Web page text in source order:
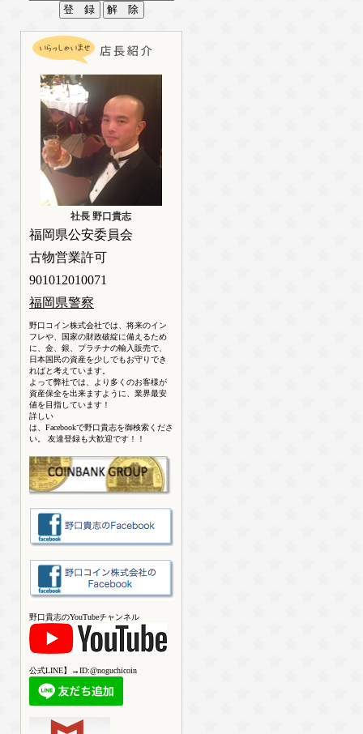
社長 野口貴志
福岡県公安委員会
古物営業許可
901012010071
福岡県警察
野口コイン株式会社では、将来のイン
フレや、国家の財政破綻に備えるため
に、金、銀、プラチナの輸入販売で、
日本国民の資産を少しでもお守りでき
ればと考えています。
よって弊社では、より多くのお客様が
資産保全を出来ますように、業界最安
値を目指しています！
詳しい
は、Facebookで野口貴志を御検索くださ
い。 友達登録も大歓迎です！！
野口貴志のYouTubeチャンネル
公式LINE】→ID:@noguchicoin